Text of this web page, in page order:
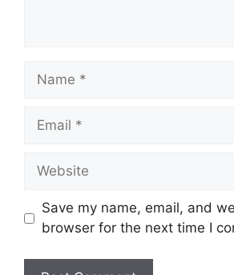
Name
Email
Website
Save my name, email, and
browser for the next time I